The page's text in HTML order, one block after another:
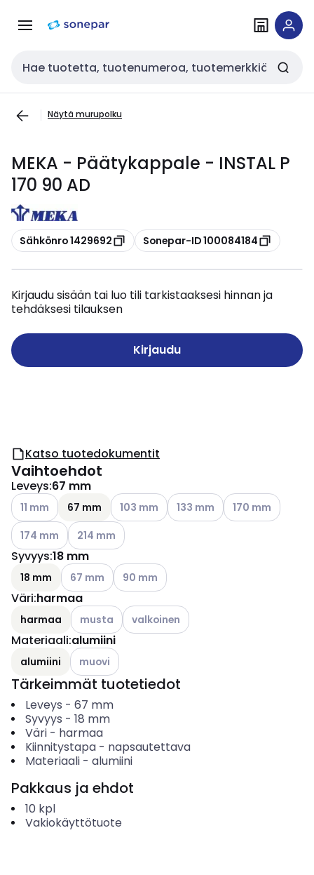
navigointiinsisältöön
Haku
Näytä murupolku
MEKA - Päätykappale - INSTAL P
170 90 AD
Kopioi
Sähkönro 1429692 Kopioi
Sonepar-ID 100084184
Kirjaudu sisään tai luo tili tarkistaaksesi hinnan ja
tehdäksesi tilauksen
Kirjaudu
Katso tuotedokumentit
Vaihtoehdot
Leveys:67 mm
Katso käytettävissä olevat vaihtoehdot
11 mm 67 mm Katso käytettävissä olevat vaihtoehdot
103 mm Katso käytettävissä olevat
133 mm Katso
170 mm
Katso käytettävissä olevat vaihtoehdot
174 mm Katso käytettävissä olevat vaihtoehdot
214 mm
Syvyys:18 mm
18 mm Katso käytettävissä olevat vaihtoehdot
67 mm Katso käytettävissä olevat vaihtoehdot
90 mm
Väri:harmaa
harmaa Katso käytettävissä olevat vaihtoehdot
musta Katso käytettävissä olevat
valkoinen
Materiaali:alumiini
alumiini Katso käytettävissä olevat vaihtoehdot
muovi
Tärkeimmät tuotetiedot
Leveys - 67 mm
Syvyys - 18 mm
Väri- harmaa
Kiinnitystapa- napsautettava
Materiaali- alumiini
Pakkaus ja ehdot
10 kpl
Vakiokäyttötuote